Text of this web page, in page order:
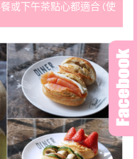
或下午茶點心都適合 (使